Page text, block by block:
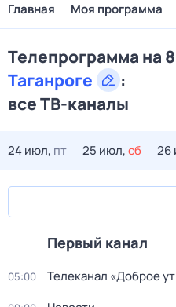
Главная Моя программа
Телепрограмма на
Таганроге
:
все ТВ-каналы
24 июл, пт 25 июл,сб 26
Первый канал
05:00 Телеканал «Доброе